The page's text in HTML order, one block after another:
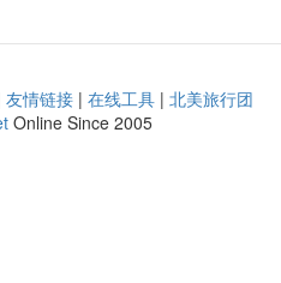
友情链接 | 在线工具 | 北美旅行团
Online Since 2005